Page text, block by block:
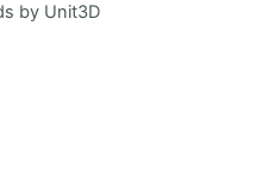
by Unit3D